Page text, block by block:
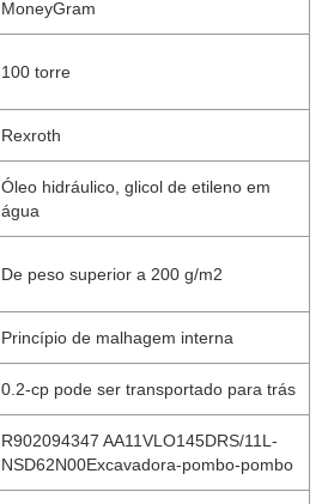
MoneyGram
100 torre
Rexroth
Óleo hidráulico, glicol de etileno em
água
De peso superior a 200 g/m2
Princípio de malhagem interna
0.2-cp pode ser transportado para trás
R902094347 AA11VLO145DRS/11L-
NSD62N00Excavadora-pombo-pombo